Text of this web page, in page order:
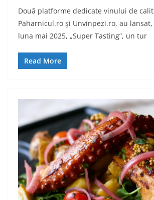
Două platforme dedicate vinului de
Paharnicul.ro şi Unvinpezi.ro, au
luna mai 2025, „Super Tasting”, un tur
Read More